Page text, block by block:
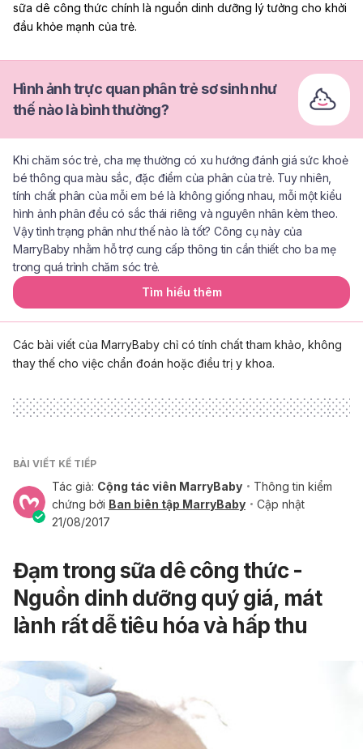
sữa dê công thức chính là nguồn dinh dưỡng lý tưởng cho khởi
đầu khỏe mạnh của trẻ.
Hình ảnh trực quan phân trẻ sơ sinh như
thế nào là bình thường?
Khi chăm sóc trẻ, cha mẹ thường có xu hướng đánh giá sức khoẻ
bé thông qua màu sắc, đặc điểm của phân của trẻ. Tuy nhiên,
tính chất phân của mỗi em bé là không giống nhau, mỗi một kiểu
hình ảnh phân đều có sắc thái riêng và nguyên nhân kèm theo.
Vậy tình trạng phân như thế nào là tốt? Công cụ này của
MarryBaby nhằm hỗ trợ cung cấp thông tin cần thiết cho ba mẹ
trong quá trình chăm sóc trẻ.
Tìm hiểu thêm
Các bài viết của MarryBaby chỉ có tính chất tham khảo, không
thay thế cho việc chẩn đoán hoặc điều trị y khoa.
BÀI VIẾT KẾ TIẾP
Tác giả: Cộng tác viên MarryBaby
Thông tin kiểm
chứng bởi Ban biên tập MarryBaby
Cập nhật
21/08/2017
Đạm trong sữa dê công thức -
Nguồn dinh dưỡng quý giá, mát
lành rất dễ tiêu hóa và hấp thu